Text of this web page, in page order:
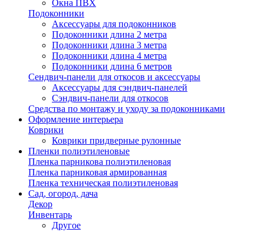
Окна ПВХ
Подоконники
Аксессуары для подоконников
Подоконники длина 2 метра
Подоконники длина 3 метра
Подоконники длина 4 метра
Подоконники длина 6 метров
Сендвич-панели для откосов и аксессуары
Аксессуары для сэндвич-панелей
Сэндвич-панели для откосов
Средства по монтажу и уходу за подоконниками
Оформление интерьера
Коврики
Коврики придверные рулонные
Пленки полиэтиленовые
Пленка парникова полиэтиленовая
Пленка парниковая армированная
Пленка техническая полиэтиленовая
Сад, огород, дача
Декор
Инвентарь
Другое